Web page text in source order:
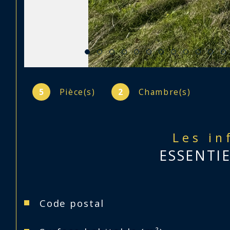
5 Pièce(s) 2 Chambre(s)
Les
Caractéristiques Valeurs
Code postal